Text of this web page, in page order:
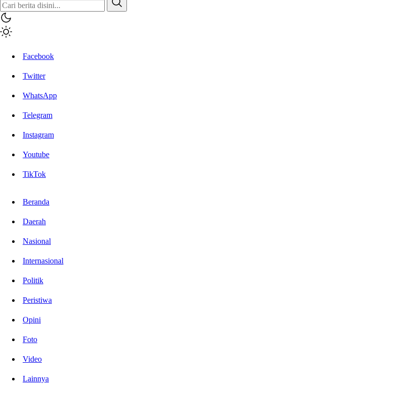
Facebook
Twitter
WhatsApp
Telegram
Instagram
Youtube
TikTok
Beranda
Daerah
Nasional
Internasional
Politik
Peristiwa
Opini
Foto
Video
Lainnya